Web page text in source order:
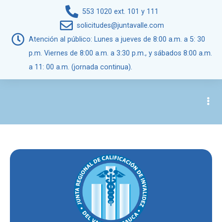
553 1020 ext. 101 y 111
solicitudes@juntavalle.com
Atención al público: Lunes a jueves de 8:00 a.m. a 5: 30
p.m. Viernes de 8:00 a.m. a 3:30 p.m., y sábados 8:00 a.m.
a 11: 00 a.m. (jornada continua).